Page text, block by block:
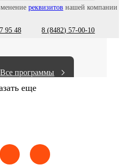
реквизитов нашей компании
95 48 8 (8482) 57-00-10
Все программы
еще
Медицинская